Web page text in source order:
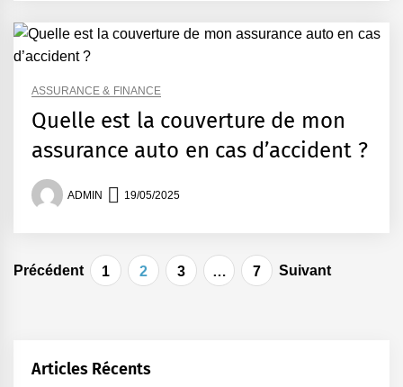
ASSURANCE & FINANCE
Quelle est la couverture de mon
assurance auto en cas d’accident ?
ADMIN 19/05/2025
Pagination
Précédent 1 2 3 … 7 Suivant
Articles Récents